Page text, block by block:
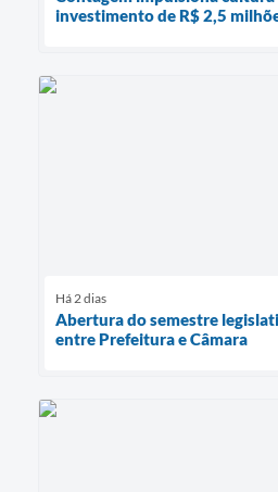
investimento de R$ 2,5
Há 2 dias
Abertura do semestre
entre Prefeitura e Câmara